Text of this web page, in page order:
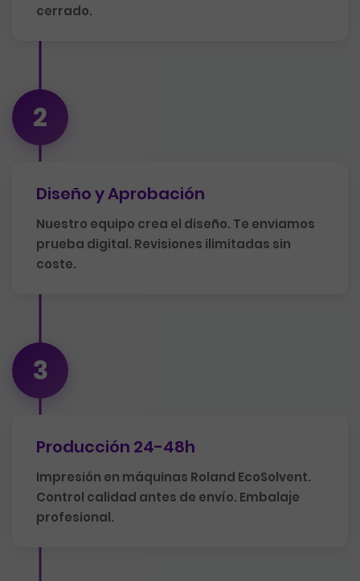
cerrado.
2
Diseño y Aprobación
Nuestro equipo crea el diseño. Te enviamos
prueba digital. Revisiones ilimitadas sin
coste.
3
Producción 24-48h
Impresión en máquinas Roland EcoSolvent.
Control calidad antes de envío. Embalaje
profesional.